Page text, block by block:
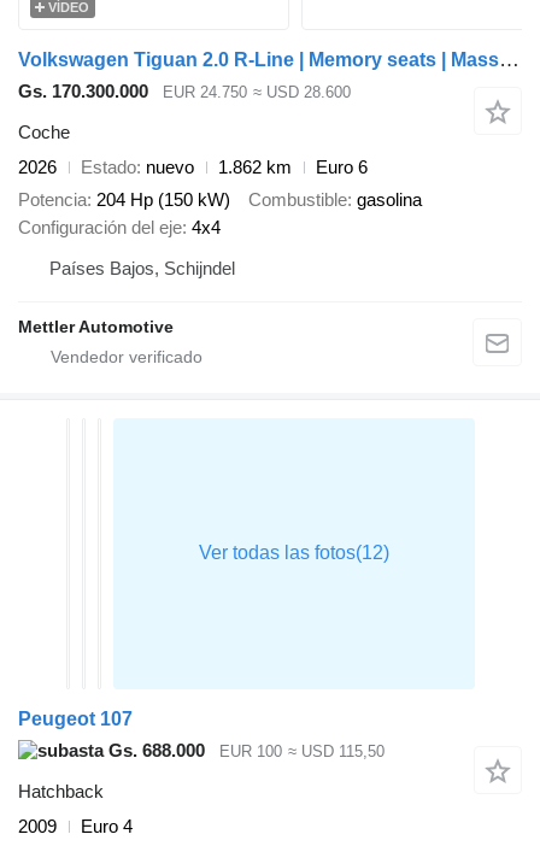
VÍDEO
Volkswagen Tiguan 2.0 R-Line | Memory seats | Massage | ACC | 4 Motion
Gs. 170.300.000 EUR 24.750 ≈ USD 28.600
Coche
2026
Estado nuevo 1.862 km
Euro 6
Potencia 204 Hp (150 kW) Combustible gasolina
Configuración del eje 4x4
Países Bajos, Schijndel
Mettler Automotive
Peugeot 107
Gs. 688.000
EUR 100 ≈ USD 115,50
Hatchback
2009
Euro 4